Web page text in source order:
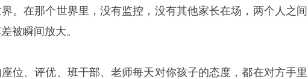
。在那个世界里，没有监控，没有其他家长在场，两个人之间
被瞬间放大。
位、评优、班干部、老师每天对你孩子的态度，都在对方手里